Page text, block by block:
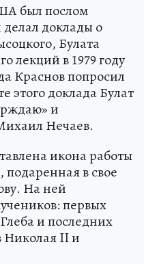
был послом
доклады о
Булата
лекций в 1979 году
Краснов попросил
этого доклада Булат
и
Нечаев.
икона работы
в свое
На ней
первых
и последних
Николая II и